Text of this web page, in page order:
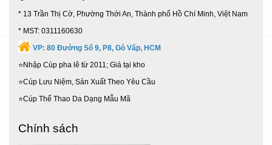
* 13 Trần Thị Cờ, Phường Thới An, Thành phố Hồ Chí Minh, Việt Nam
* MST: 0311160630
VP: 80 Đường Số 9, P8, Gò Vấp, HCM
⭐Nhập Cúp pha lê từ 2011; Giá tại kho
⭐Cúp Lưu Niệm, Sản Xuất Theo Yêu Cầu
⭐Cúp Thể Thao Da Dạng Mẫu Mã
Chính sách